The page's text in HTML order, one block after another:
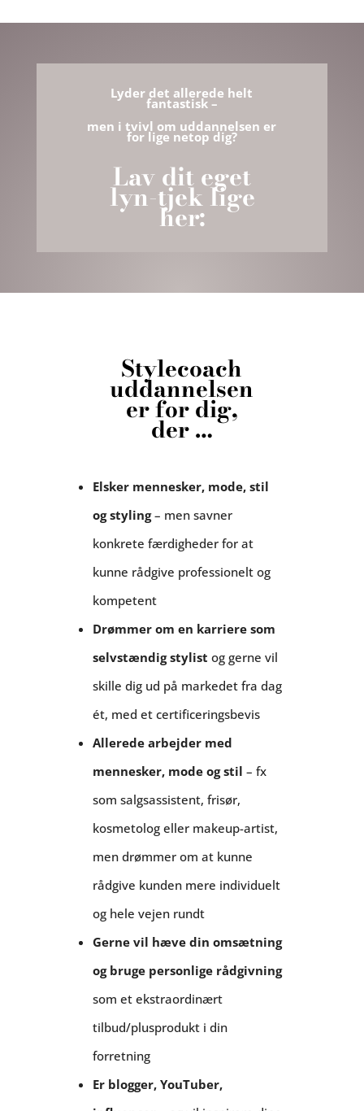
Lyder det allerede helt
fantastisk –
men i tvivl om uddannelsen er
for lige netop dig?
Lav dit eget
lyn-tjek lige
her:
Stylecoach
uddannelsen
er for dig,
der …
Elsker mennesker, mode, stil
og styling– men savner
konkrete færdigheder for at
kunne rådgive professionelt og
kompetent
Drømmer om en karriere som
selvstændig stylist og gerne vil
skille dig ud på markedet fra dag
ét, med et certificeringsbevis
Allerede arbejder med
mennesker, mode og stil – fx
som salgsassistent, frisør,
kosmetolog eller makeup-artist,
men drømmer om at kunne
rådgive kunden mere individuelt
og hele vejen rundt
Gerne vil hæve din omsætning
og bruge personlige rådgivning
som et ekstraordinært
tilbud/plusprodukt i din
forretning
Er blogger, YouTuber,